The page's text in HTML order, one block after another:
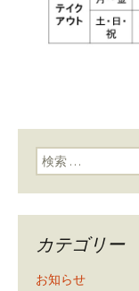
検索:
カテゴリー
お知らせ